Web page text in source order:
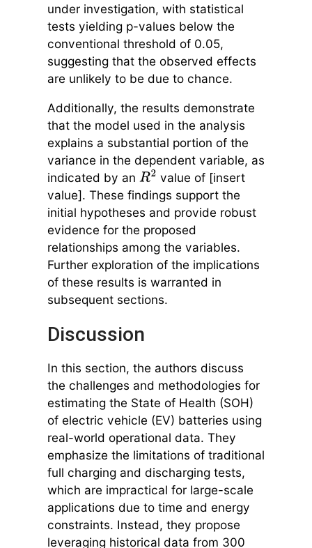
under investigation, with statistical
tests yielding p-values below the
conventional threshold of 0.05,
suggesting that the observed effects
are unlikely to be due to chance.
Additionally, the results demonstrate
that the model used in the analysis
explains a substantial portion of the
variance in the dependent variable, as
indicated by an R2 value of [insert
value]. These findings support the
initial hypotheses and provide robust
evidence for the proposed
relationships among the variables.
Further exploration of the implications
of these results is warranted in
subsequent sections.
Discussion
In this section, the authors discuss
the challenges and methodologies for
estimating the State of Health (SOH)
of electric vehicle (EV) batteries using
real-world operational data. They
emphasize the limitations of traditional
full charging and discharging tests,
which are impractical for large-scale
applications due to time and energy
constraints. Instead, they propose
leveraging historical data from 300